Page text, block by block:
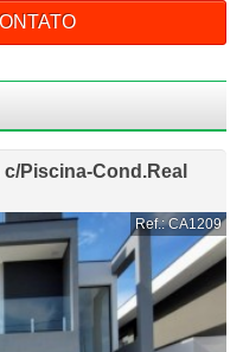
Piscina-Cond.Real
Ref.: CA1209